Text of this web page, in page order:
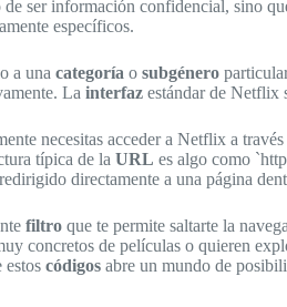
de ser información confidencial, sino
específicos.
a una categoría o subgénero
La interfaz estándar de Netflix
necesitas acceder a Netflix a
típica de la URL es algo como
directamente a una página
filtro que te permite saltarte la
concretos de películas o quieren
códigos abre un mundo de